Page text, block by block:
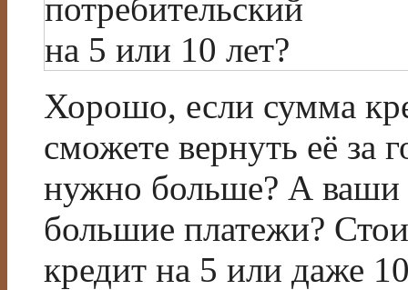
Хорошо, если сумма
сможете вернуть её за
нужно больше? А ваши
большие платежи?
кредит на 5 или даже